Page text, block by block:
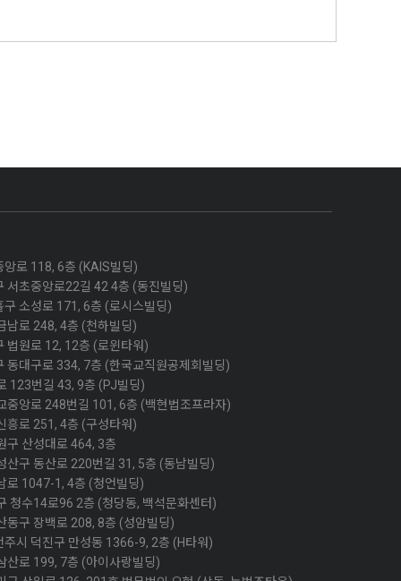
앙로 118, 6층 (KAIS빌딩)
서초중앙로22길 42 4층 (동진빌딩)
소성로 171, 6층 (로시스빌딩)
남로 248, 4층 (천하빌딩)
법원로 12, 12층 (로윈타워)
동대구로 334, 7층 (한국교직원공제회빌딩)
123번길 43, 9층 (PJ빌딩)
중앙로 248번길 101, 6층 (백현법조프라자)
흥로 251, 4층 (구성타워)
구 산성대로 464, 3층
산구 동산로 220번길 31, 5층 (동남빌딩)
로 1047-1, 4층 (청언빌딩)
청수14로96 2층 (청당동, 백석문화센터)
동구 장백로 208, 8층 (성암빌딩)
주시 덕진구 만성동 1366-9, 2층 (H타워)
산로 199, 7층 (아이사랑빌딩)